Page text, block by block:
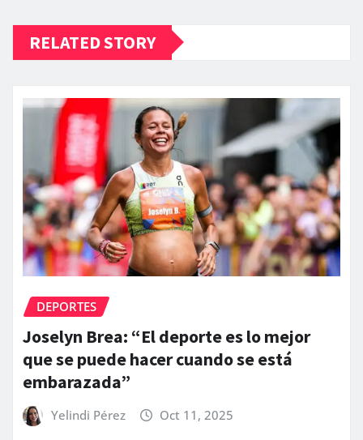
RELATED STORY
DEPORTES
Joselyn Brea: “El deporte es lo mejor
que se puede hacer cuando se está
embarazada”
Yelindi Pérez Oct 11, 2025